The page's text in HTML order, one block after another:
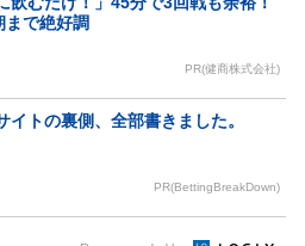
まで絶好調
PR(健商株式会社)
イトの裏側、全部書きました。
PR(BettingBreakDown)